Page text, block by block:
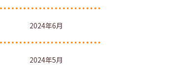
2024年6月
2024年5月